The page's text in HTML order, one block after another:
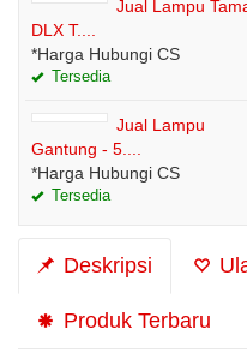
Jual Lampu
DLX T....
*Harga Hubungi CS
Tersedia
Jual Lampu
Gantung - 5....
*Harga Hubungi CS
Tersedia
Deskripsi
Produk Terbaru